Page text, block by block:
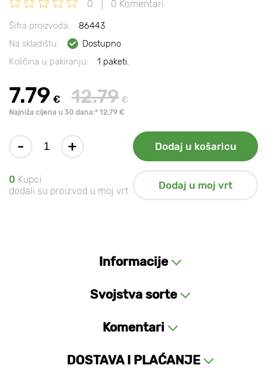
0 0 Komentari
Šifra proizvoda:
86443
Na skladištu:
Dostupno
Količina u pakiranju:
1 paketi.
7.79 € 12.79 €
Najniža cijena u 30 dana:* 12.79 €
- + Dodaj u košaricu
0 Kupci
dodali su proizvod u moj vrt
Dodaj u moj vrt
Informacije
Svojstva sorte
Komentari
DOSTAVA I PLAĆANJE